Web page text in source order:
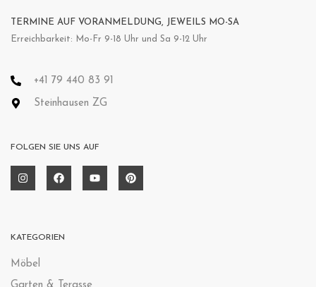
TERMINE AUF VORANMELDUNG, JEWEILS MO-SA
Erreichbarkeit: Mo-Fr 9-18 Uhr und Sa 9-12 Uhr
+41 79 440 83 91
Steinhausen ZG
FOLGEN SIE UNS AUF
KATEGORIEN
Möbel